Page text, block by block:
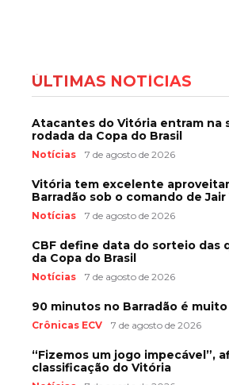
ÚLTIMAS NOTÍCIAS
Atacantes do Vitória entram na
rodada da Copa do Brasil
Notícias 7 de agosto de 2026
Vitória tem excelente
Barradão sob o comando de
Notícias 7 de agosto de 2026
CBF define data do sorteio das
da Copa do Brasil
Notícias 7 de agosto de 2026
90 minutos no Barradão é
Crônicas ECV 7 de agosto de 2026
“Fizemos um jogo impecável”,
classificação do Vitória